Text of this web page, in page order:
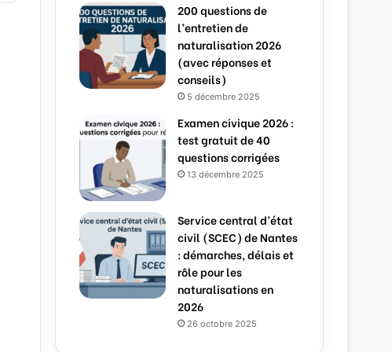
200 questions de
l’entretien de
naturalisation 2026
(avec réponses et
conseils)
5 décembre 2025
Examen civique 2026 :
test gratuit de 40
questions corrigées
13 décembre 2025
Service central d’état
civil (SCEC) de Nantes
: démarches, délais et
rôle pour les
naturalisations en
2026
26 octobre 2025